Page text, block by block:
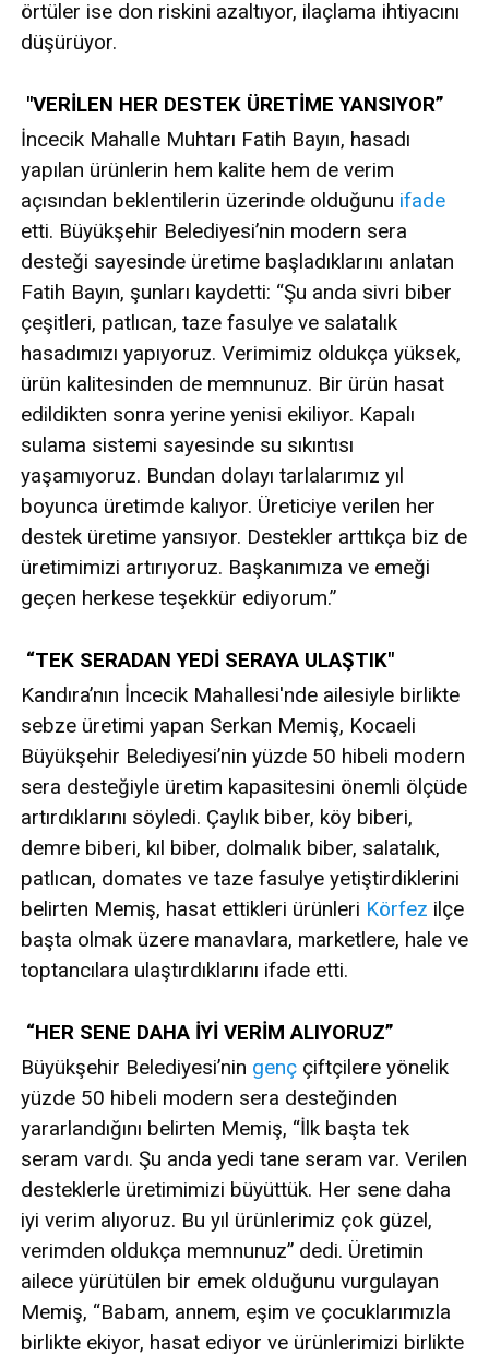
örtüler ise don riskini azaltıyor, ilaçlama ihtiyacını
düşürüyor.
"VERİLEN HER DESTEK ÜRETİME YANSIYOR”
İncecik Mahalle Muhtarı Fatih Bayın, hasadı
yapılan ürünlerin hem kalite hem de verim
açısından beklentilerin üzerinde olduğunu ifade
etti. Büyükşehir Belediyesi’nin modern sera
desteği sayesinde üretime başladıklarını anlatan
Fatih Bayın, şunları kaydetti: “Şu anda sivri biber
çeşitleri, patlıcan, taze fasulye ve salatalık
hasadımızı yapıyoruz. Verimimiz oldukça yüksek,
ürün kalitesinden de memnunuz. Bir ürün hasat
edildikten sonra yerine yenisi ekiliyor. Kapalı
sulama sistemi sayesinde su sıkıntısı
yaşamıyoruz. Bundan dolayı tarlalarımız yıl
boyunca üretimde kalıyor. Üreticiye verilen her
destek üretime yansıyor. Destekler arttıkça biz de
üretimimizi artırıyoruz. Başkanımıza ve emeği
geçen herkese teşekkür ediyorum.”
“TEK SERADAN YEDİ SERAYA ULAŞTIK"
Kandıra’nın İncecik Mahallesi'nde ailesiyle birlikte
sebze üretimi yapan Serkan Memiş, Kocaeli
Büyükşehir Belediyesi’nin yüzde 50 hibeli modern
sera desteğiyle üretim kapasitesini önemli ölçüde
artırdıklarını söyledi. Çaylık biber, köy biberi,
demre biberi, kıl biber, dolmalık biber, salatalık,
patlıcan, domates ve taze fasulye yetiştirdiklerini
belirten Memiş, hasat ettikleri ürünleri Körfez ilçe
başta olmak üzere manavlara, marketlere, hale ve
toptancılara ulaştırdıklarını ifade etti.
“HER SENE DAHA İYİ VERİM ALIYORUZ”
Büyükşehir Belediyesi’nin genç çiftçilere yönelik
yüzde 50 hibeli modern sera desteğinden
yararlandığını belirten Memiş, “İlk başta tek
seram vardı. Şu anda yedi tane seram var. Verilen
desteklerle üretimimizi büyüttük. Her sene daha
iyi verim alıyoruz. Bu yıl ürünlerimiz çok güzel,
verimden oldukça memnunuz” dedi. Üretimin
ailece yürütülen bir emek olduğunu vurgulayan
Memiş, “Babam, annem, eşim ve çocuklarımızla
birlikte ekiyor, hasat ediyor ve ürünlerimizi birlikte